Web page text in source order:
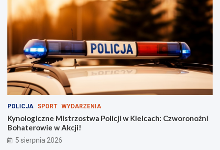
g
n
ą
ł
u
m
POLICJA SPORT WYDARZENIA
Kynologiczne Mistrzostwa Policji w Kielcach: Czworonożni
Bohaterowie w Akcji!
5 sierpnia 2026